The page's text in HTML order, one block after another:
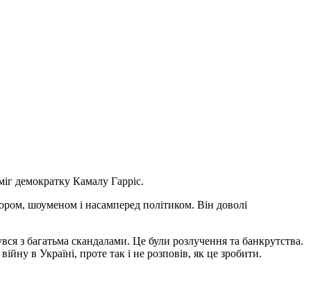
демократку Камалу Гарріс.
шоуменом і насамперед політиком. Він доволі
з багатьма скандалами. Це були розлучення та банкрутства.
в Україні, проте так і не розповів, як це зробити.